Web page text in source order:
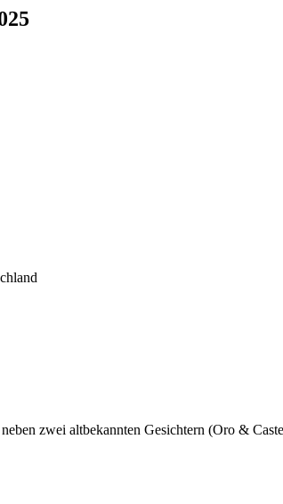
zwei altbekannten Gesichtern (Oro &